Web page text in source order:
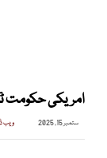
امریکی حکومت
ستمبر 15, 2025 ویب